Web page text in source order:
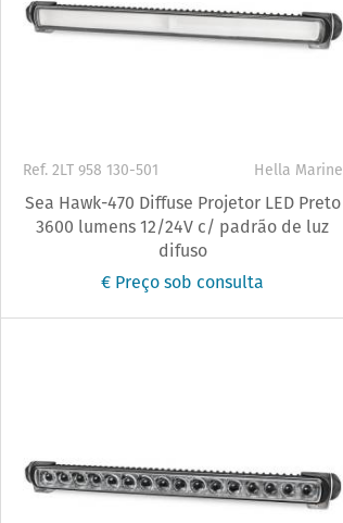
Ref. 2LT 958 130-501 Hella Marine
Sea Hawk-470 Diffuse Projetor LED Preto
3600 lumens 12/24V c/ padrão de luz
difuso
€ Preço sob consulta